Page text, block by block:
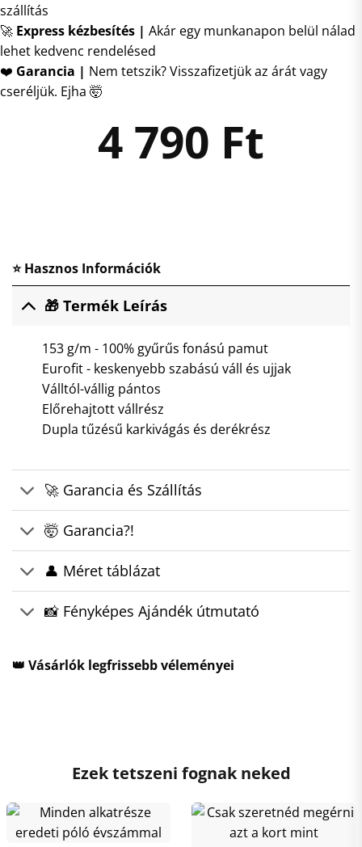
szállítás
🚀 Express kézbesítés | Akár egy munkanapon belül nálad
lehet kedvenc rendelésed
❤️ Garancia | Nem tetszik? Visszafizetjük az árát vagy
cseréljük. Ejha 🤯
4 790 Ft
⭐ Hasznos Információk
🎁 Termék Leírás
153 g/m - 100% gyűrűs fonású pamut
Eurofit - keskenyebb szabású váll és ujjak
Válltól-vállig pántos
Előrehajtott vállrész
Dupla tűzésű karkivágás és derékrész
🚀 Garancia és Szállítás
🤯 Garancia?!
👤 Méret táblázat
📸 Fényképes Ajándék útmutató
👑 Vásárlók legfrissebb véleményei
Ezek tetszeni fognak neked